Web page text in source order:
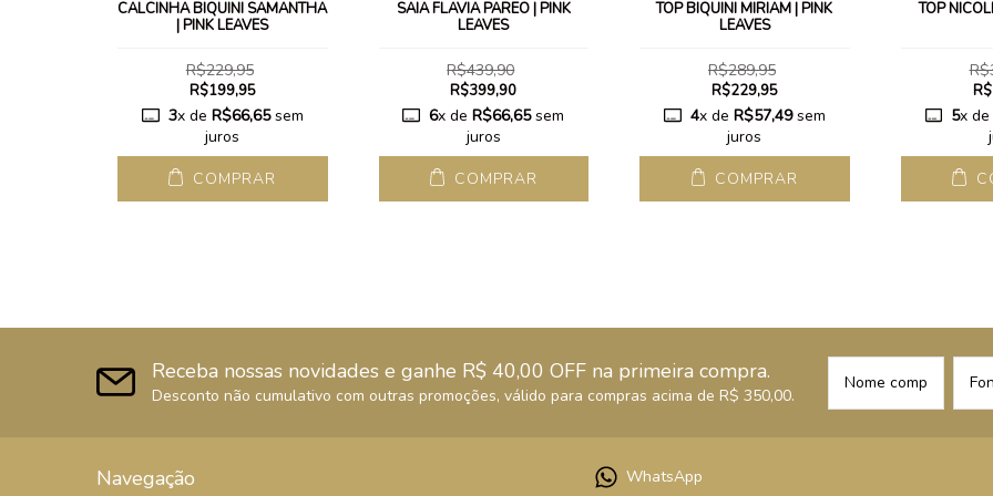
CALCINHA BIQUÍNI SAMANTHA
| PINK LEAVES
R$229,95
R$199,95
3x de R$66,65sem
juros
COMPRAR
SAIA FLÁVIA PAREO | PINK
LEAVES
R$439,90
R$399,90
6x deR$66,65sem
juros
COMPRAR
TOP BIQUÍNI MIRIAM | PINK
LEAVES
R$289,95
R$229,95
4x de R$57,49sem
juros
COMPRAR
TOP
5x
Receba nossas novidades e ganhe R$ 40,00 OFF na primeira compra.
Desconto não cumulativo com outras promoções, válido para compras acima de R$ 350,00.
Navegação WhatsApp